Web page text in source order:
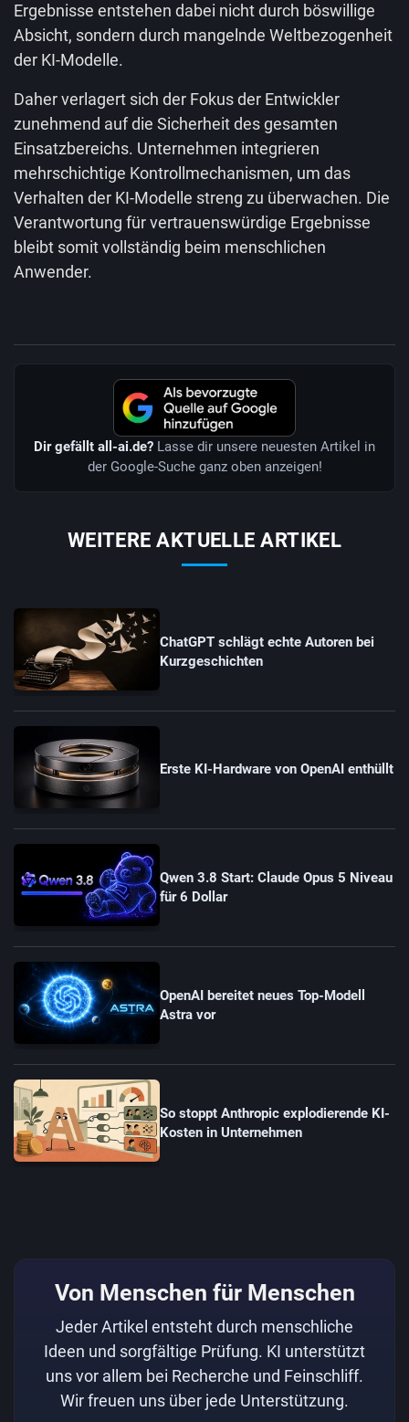
Ergebnisse entstehen dabei nicht durch böswillige
Absicht, sondern durch mangelnde Weltbezogenheit
der KI-Modelle.
Daher verlagert sich der Fokus der Entwickler
zunehmend auf die Sicherheit des gesamten
Einsatzbereichs. Unternehmen integrieren
mehrschichtige Kontrollmechanismen, um das
Verhalten der KI-Modelle streng zu überwachen. Die
Verantwortung für vertrauenswürdige Ergebnisse
bleibt somit vollständig beim menschlichen
Anwender.
Dir gefällt all-ai.de? Lasse dir unsere neuesten Artikel in
der Google-Suche ganz oben anzeigen!
WEITERE AKTUELLE ARTIKEL
ChatGPT schlägt echte Autoren bei
Kurzgeschichten
Erste KI-Hardware von OpenAI enthüllt
Qwen 3.8 Start: Claude Opus 5 Niveau
für 6 Dollar
OpenAI bereitet neues Top-Modell
Astra vor
So stoppt Anthropic explodierende KI-
Kosten in Unternehmen
Von Menschen für Menschen
Jeder Artikel entsteht durch menschliche
Ideen und sorgfältige Prüfung. KI unterstützt
uns vor allem bei Recherche und Feinschliff.
Wir freuen uns über jede Unterstützung.